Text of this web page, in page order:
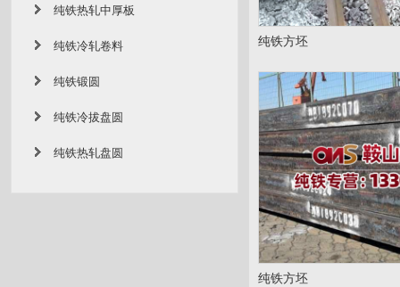
纯铁热轧中厚板
纯铁冷轧卷料
纯铁锻圆
纯铁冷拔盘圆
纯铁热轧盘圆
纯铁方坯
纯铁方坯